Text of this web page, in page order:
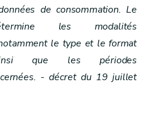
de consommation. Le
les modalités
le type et le format
que les périodes
- décret du 19 juillet